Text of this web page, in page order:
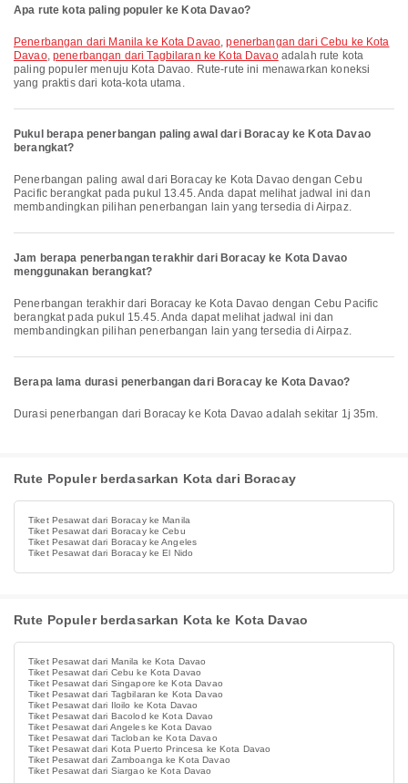
Apa rute kota paling populer ke Kota Davao?
penerbangan dari Manila ke Kota Davao,penerbangan dari Cebu ke Kota
Davao, penerbangan dari Tagbilaran ke Kota Davaoadalah rute kota
paling populer menuju Kota Davao. Rute-rute ini menawarkan koneksi
yang praktis dari kota-kota utama.
Pukul berapa penerbangan paling awal dari Boracay ke Kota Davao
berangkat?
Penerbangan paling awal dari Boracay ke Kota Davao dengan Cebu
Pacific berangkat pada pukul 13.45. Anda dapat melihat jadwal ini dan
membandingkan pilihan penerbangan lain yang tersedia di Airpaz.
Jam berapa penerbangan terakhir dari Boracay ke Kota Davao
menggunakan berangkat?
Penerbangan terakhir dari Boracay ke Kota Davao dengan Cebu Pacific
berangkat pada pukul 15.45. Anda dapat melihat jadwal ini dan
membandingkan pilihan penerbangan lain yang tersedia di Airpaz.
Berapa lama durasi penerbangan dari Boracay ke Kota Davao?
Durasi penerbangan dari Boracay ke Kota Davao adalah sekitar 1j 35m.
Rute Populer berdasarkan Kota dari Boracay
Tiket Pesawat dari Boracay ke Manila
Tiket Pesawat dari Boracay ke Cebu
Tiket Pesawat dari Boracay ke Angeles
Tiket Pesawat dari Boracay ke El Nido
Rute Populer berdasarkan Kota ke Kota Davao
Tiket Pesawat dari Manila ke Kota Davao
Tiket Pesawat dari Cebu ke Kota Davao
Tiket Pesawat dari Singapore ke Kota Davao
Tiket Pesawat dari Tagbilaran ke Kota Davao
Tiket Pesawat dari Iloilo ke Kota Davao
Tiket Pesawat dari Bacolod ke Kota Davao
Tiket Pesawat dari Angeles ke Kota Davao
Tiket Pesawat dari Tacloban ke Kota Davao
Tiket Pesawat dari Kota Puerto Princesa ke Kota Davao
Tiket Pesawat dari Zamboanga ke Kota Davao
Tiket Pesawat dari Siargao ke Kota Davao